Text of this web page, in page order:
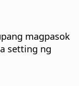
magpasok
setting ng